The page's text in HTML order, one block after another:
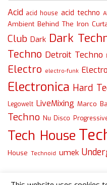
Acid acid house acid techno
Ambient Behind The Iron
Club Dark Dark
Techno Detroit Techno
Electro electro-funk
Electronica Hard
Legowelt LiveMixing Marco
Techno Nu Disco
Tech House
House Technoid umek